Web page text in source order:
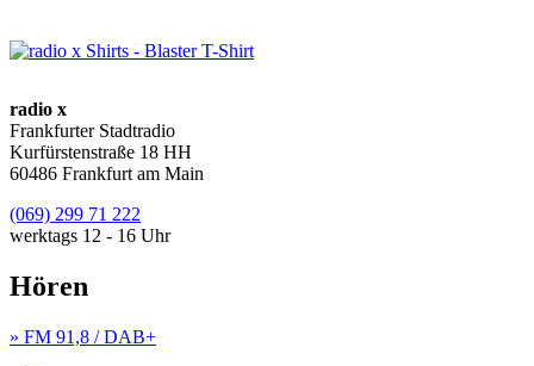
radio x
Frankfurter Stadtradio
Kurfürstenstraße 18 HH
60486 Frankfurt am Main
(069) 299 71 222
werktags 12 - 16 Uhr
Hören
» FM 91,8 / DAB+